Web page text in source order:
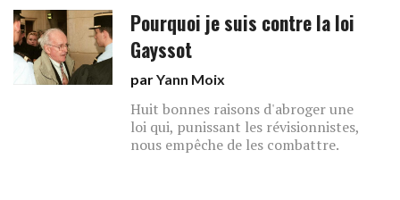
Pourquoi je suis contre la loi
Gayssot
parYann Moix
Huit bonnes raisons d'abroger une
loi qui, punissant les révisionnistes,
nous empêche de les combattre.